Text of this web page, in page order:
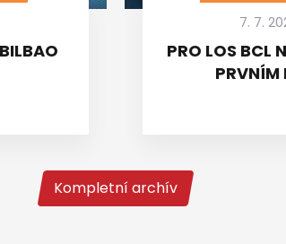
7. 7.
PRO LOS BCL
PRVNÍM
Kompletní archív